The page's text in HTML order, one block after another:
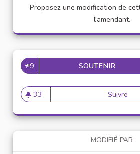
Proposez une modification de
l'amendant.
9 SOUTENIR
33
33 abonnés
Suivre
MODIFIÉ PAR